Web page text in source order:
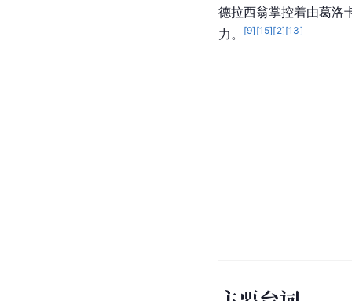
德拉西翁掌控着由葛洛
力。
[9] [15][2][13]